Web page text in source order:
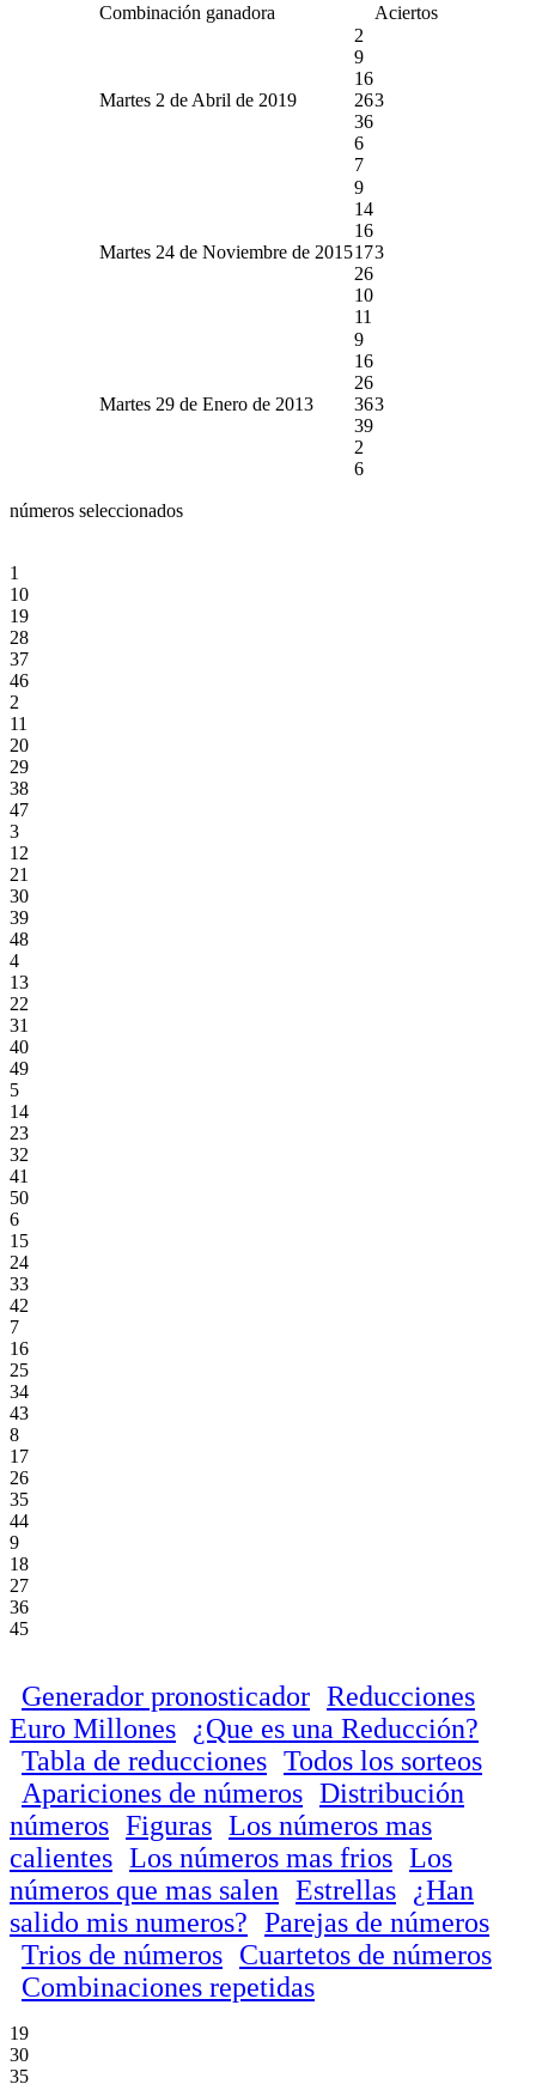
Combinación ganadora Aciertos
Martes 2 de Abril de 2019
2
9
16
26
36
6
7
3
Martes 24 de Noviembre de 2015
9
14
16
17
26
10
11
3
Martes 29 de Enero de 2013
9
16
26
36
39
2
6
3
números seleccionados
1
10
19
28
37
46
2
11
20
29
38
47
3
12
21
30
39
48
4
13
22
31
40
49
5
14
23
32
41
50
6
15
24
33
42
7
16
25
34
43
8
17
26
35
44
9
18
27
36
45
Generador pronosticador Reducciones
Euro Millones
¿Que es una Reducción?
Tabla de reducciones Todos los sorteos
Apariciones de números Distribución
números Figuras Los números mas
calientes Los números mas frios Los
números que mas salen Estrellas
¿Han
salido mis numeros? Parejas de números
Trios de números Cuartetos de números
Combinaciones repetidas
19
30
35